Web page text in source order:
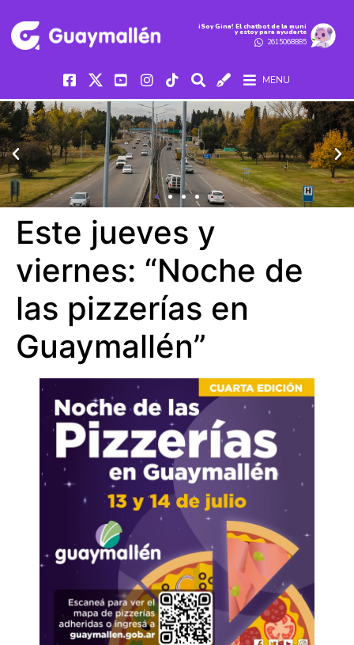
iSoy Gina! El chatbot de la muni
y estoy para ayudarte
2615068885
MENU
Este jueves y
viernes: “Noche de
las pizzerías en
Guaymallén”